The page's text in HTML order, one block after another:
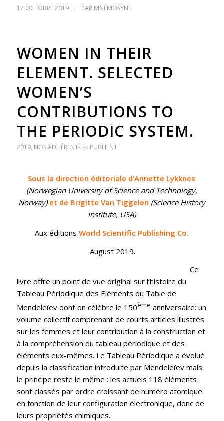
17 OCTOBRE 2019 / PAR MNÉMOSYNE
WOMEN IN THEIR
ELEMENT. SELECTED
WOMEN’S
CONTRIBUTIONS TO
THE PERIODIC SYSTEM.
2019, NOS ADHÉRENT-E-S PUBLIENT
Sous la direction éditoriale d’Annette Lykknes
(Norwegian University of Science and Technology,
Norway)et de Brigitte Van Tiggelen (Science History
Institute, USA)
Aux éditions World Scientific Publishing Co.
August 2019.
Ce
livre offre un point de vue original sur l’histoire du
Tableau Périodique des Eléments ou Table de
Mendeleïev dont on célèbre le 150ème anniversaire: un
volume collectif comprenant de courts articles illustrés
sur les femmes et leur contribution à la construction et
à la compréhension du tableau périodique et des
éléments eux-mêmes. Le Tableau Périodique a évolué
depuis la classification introduite par Mendeleïev mais
le principe reste le même : les actuels 118 éléments
sont classés par ordre croissant de numéro atomique
en fonction de leur configuration électronique, donc de
leurs propriétés chimiques.